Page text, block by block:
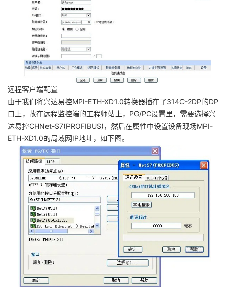
远程客户端配置
由于我们将兴达易控MPI-ETH-XD1.0转换器插在了314C-2DP的DP
口上，故在远程监控端的工程师站上，PG/PC设置里，需要选择兴
达易控CHNet-S7(PROFIBUS)，然后在属性中设置设备现场MPI-
ETH-XD1.0的局域网IP地址，如下图。